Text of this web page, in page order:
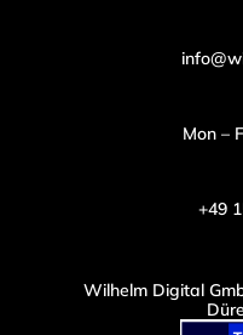
Mon –
+49
Wilhelm Digital